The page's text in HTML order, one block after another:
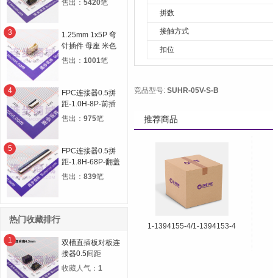
拼数
接触方式
扣位
竞品型号: SUHR-05V-S-B
推荐商品
1-1394155-4/1-1394153-4
售出： 5420笔
3
1.25mm 1x5P 弯
针插件 母座 米色
售出： 1001笔
4
FPC连接器0.5拼
距-1.0H-8P-前插
后锁
售出： 975笔
5
FPC连接器0.5拼
距-1.8H-68P-翻盖
下接
售出： 839笔
热门收藏排行
1
双槽直插板对板连
接器0.5间距
14P(2*7) 合高
收藏人气： 1